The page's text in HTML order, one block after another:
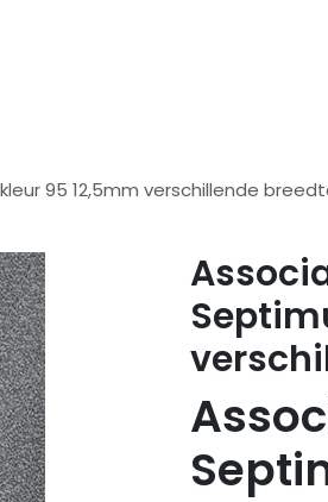
95 12,5mm verschillende